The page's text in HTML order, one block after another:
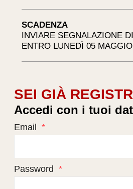
SCADENZA
INVIARE SEGNALAZIONE
ENTRO LUNEDÌ 05
SEI GIÀ
Accedi con i tuoi
Email *
Password *